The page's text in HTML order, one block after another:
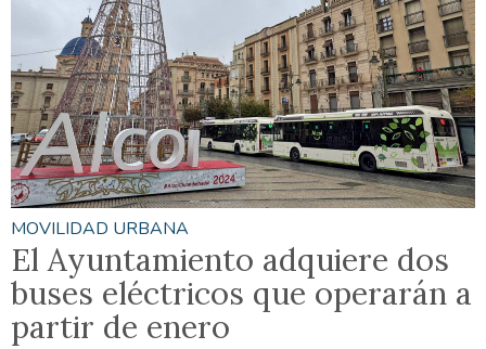
MOVILIDAD URBANA
El Ayuntamiento adquiere dos
buses eléctricos que operarán a
partir de enero